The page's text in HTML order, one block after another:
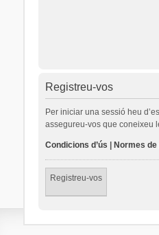
Registreu-vos
Per iniciar una sessió heu
assegureu-vos que coneixeu
Condicions d’ús Normes
Registreu-vos